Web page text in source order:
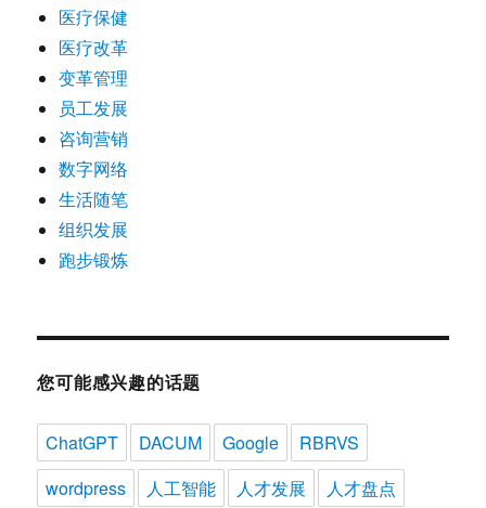
医疗保健
医疗改革
变革管理
员工发展
咨询营销
数字网络
生活随笔
组织发展
跑步锻炼
您可能感兴趣的话题
ChatGPT DACUM Google
RBRVS
wordpress
人工智能 人才发展
人才盘点